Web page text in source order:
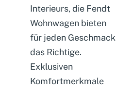
Interieurs, die Fendt
Wohnwagen bieten
für jeden Geschmack
das Richtige.
Exklusiven
Komfortmerkmale